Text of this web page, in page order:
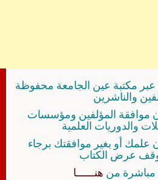
مكتبة عين الجامعة محفوظة
والناشرين
موافقة المؤلفين ومؤسسات
والدوريات العلمية
علمك أو بغير موافقتك برجاء
لوقف عرض الكتاب
مباشرة من هنــــــا